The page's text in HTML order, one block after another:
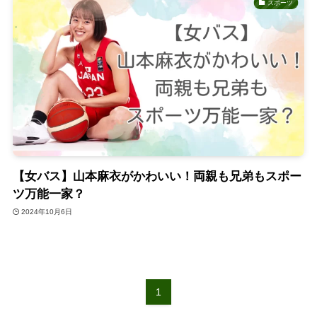
スポーツ
【女バス】山本麻衣がかわいい！両親も兄弟もスポー
ツ万能一家？
2024年10月6日
1